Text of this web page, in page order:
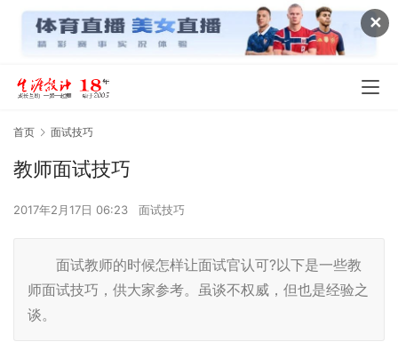
✕
首页 面试技巧
教师面试技巧
2017年2月17日 06:23 面试技巧
面试教师的时候怎样让面试官认可?以下是一些教
师面试技巧，供大家参考。虽谈不权威，但也是经验之
谈。